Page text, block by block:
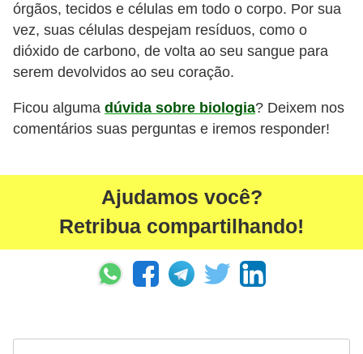
órgãos, tecidos e células em todo o corpo. Por sua
vez, suas células despejam resíduos, como o
dióxido de carbono, de volta ao seu sangue para
serem devolvidos ao seu coração.
Ficou alguma dúvida sobre biologia? Deixem nos
comentários suas perguntas e iremos responder!
Ajudamos você?
Retribua compartilhando!
s